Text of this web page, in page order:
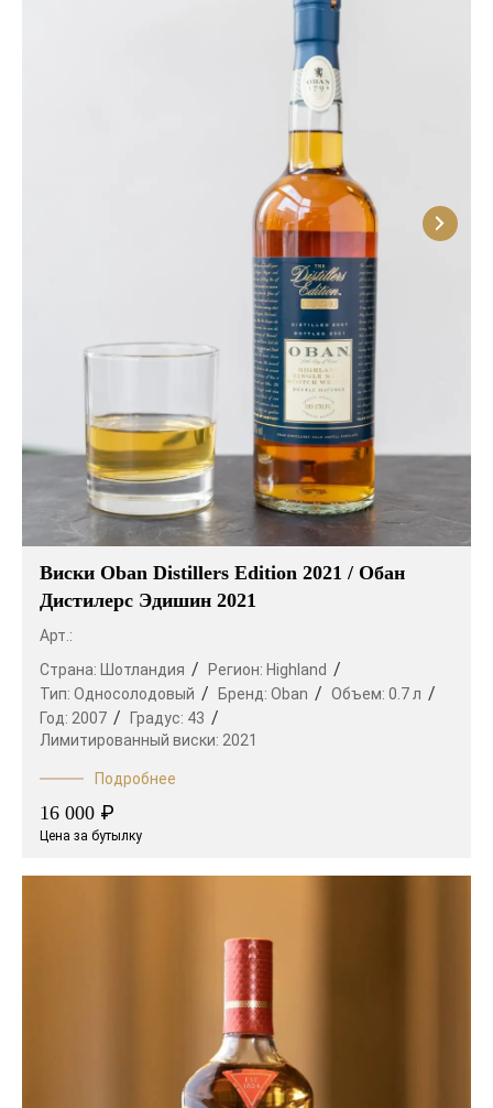
Виски Oban Distillers Edition 2021 / Обан
Дистилерс Эдишин 2021
Арт.:
Страна:
Шотландия Регион: Highland
Тип: Односолодовый Бренд: Oban Объем: 0.7 л
Год: 2007 Градус: 43
Лимитированный виски: 2021
Подробнее
16 000 ₽
Цена за бутылку